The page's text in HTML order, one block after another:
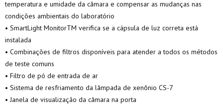
temperatura e umidade da câmara e compensar as mudanças nas
condições ambientais do laboratório
• SmartLight MonitorTM verifica se a cápsula de luz correta está
instalada
• Combinações de filtros disponíveis para atender a todos os métodos
de teste comuns
• Filtro de pó de entrada de ar
• Sistema de resfriamento da lâmpada de xenônio CS-7
• Janela de visualização da câmara na porta